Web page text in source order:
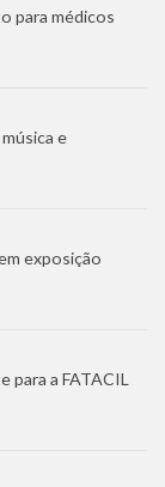
para médicos
e
exposição
para a FATACIL